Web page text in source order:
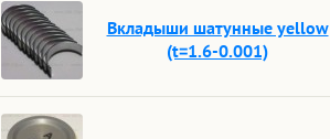
Вкладыши шатунные yellow
(t=1.6-0.001)